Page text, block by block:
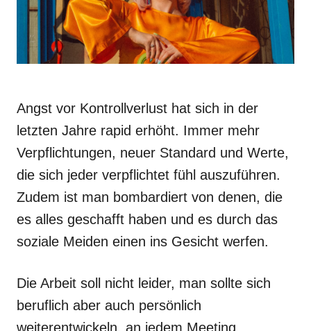
Angst vor Kontrollverlust hat sich in der
letzten Jahre rapid erhöht. Immer mehr
Verpflichtungen, neuer Standard und Werte,
die sich jeder verpflichtet fühl auszuführen.
Zudem ist man bombardiert von denen, die
es alles geschafft haben und es durch das
soziale Meiden einen ins Gesicht werfen.
Die Arbeit soll nicht leider, man sollte sich
beruflich aber auch persönlich
weiterentwickeln, an jedem Meeting